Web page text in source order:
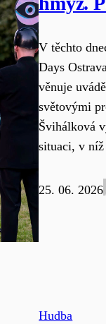
V těchto
Days
věnuje
světovými
Švihálková
situaci, v
25. 06. 2026
Hudba